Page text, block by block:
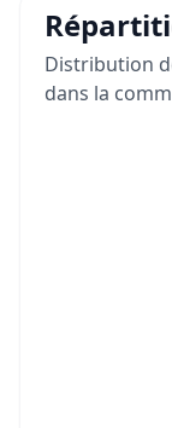
Distribution
dans la